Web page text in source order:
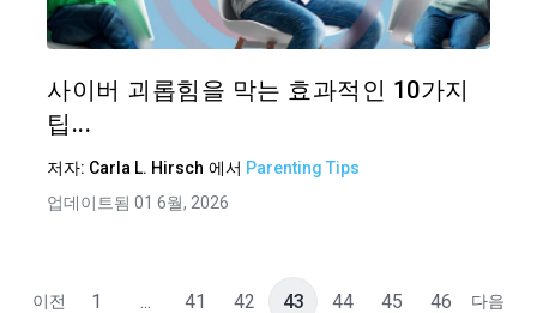
사이버 괴롭힘을 막는 효과적인 10가지
팁...
저자: Carla L. Hirsch 에서 Parenting Tips
업데이트됨 01 6월, 2026
이전 1 ... 41 42 43 44 45 46 다음